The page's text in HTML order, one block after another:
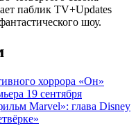
паблик TV+Updates
шоу.
хоррора «Он»
19 сентября
Marvel»: глава Disney